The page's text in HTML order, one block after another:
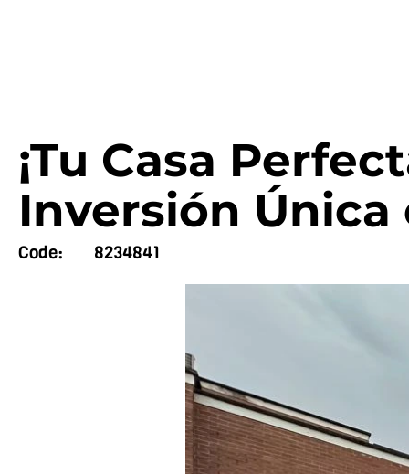
¡Tu Casa
Inversión Única
Code: 8234841